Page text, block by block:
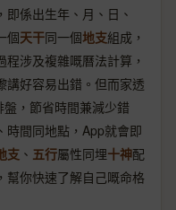
，即係出生年、月、日、
個天干同一個地支組成，
程涉及複雜嘅曆法計算，
講好容易出錯。但而家透
，節省時間兼減少錯
時間同地點，App就會即
支 、 五行屬性同埋十神配
，幫你快速了解自己嘅命格